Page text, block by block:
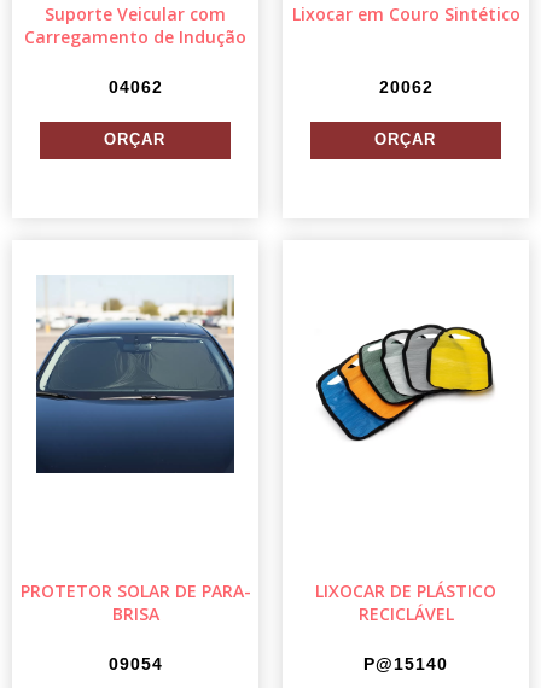
Suporte Veicular com
Carregamento de Indução
04062
Lixocar em Couro Sintético
20062
PROTETOR SOLAR DE PARA-
BRISA
09054
LIXOCAR DE PLÁSTICO
RECICLÁVEL
P@15140